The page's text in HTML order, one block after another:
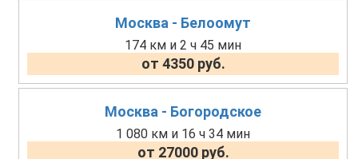
Москва - Белоомут
174 км и 2 ч 45 мин
от 4350 руб.
Москва - Богородское
1 080 км и 16 ч 34 мин
от 27000 руб.